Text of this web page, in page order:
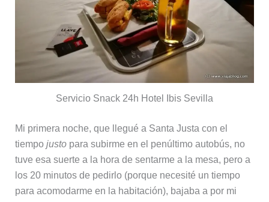
Servicio Snack 24h Hotel Ibis Sevilla
Mi primera noche, que llegué a Santa Justa con el
tiempo justopara subirme en el penúltimo autobús, no
tuve esa suerte a la hora de sentarme a la mesa, pero a
los 20 minutos de pedirlo (porque necesité un tiempo
para acomodarme en la habitación), bajaba a por mi